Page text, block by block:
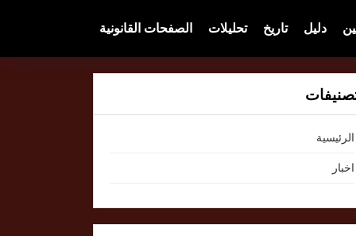
دليل تاريخ تحليلات الصفحات القانونية
الرئيسية
اخبار